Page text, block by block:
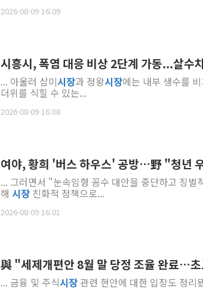
2026-08-09 16:09
시흥시, 폭염 대응 비상 2단계 가동...살수
... 아울러 삼미시장과 정왕시장에는 내부 생수를
더위를 식힐 수 있는...
2026-08-09 16:08
여야, 황희 '버스 하우스' 공방…野 "청년
... 그러면서 "눈속임형 꼼수 대안을 중단하고 징
해 시장 친화적 정책으로...
2026-08-09 16:01
與 "세제개편안 8월 말 당정 조율 완료…
... 금융 및 주식시장관련 현안에 대한 입장도 정리